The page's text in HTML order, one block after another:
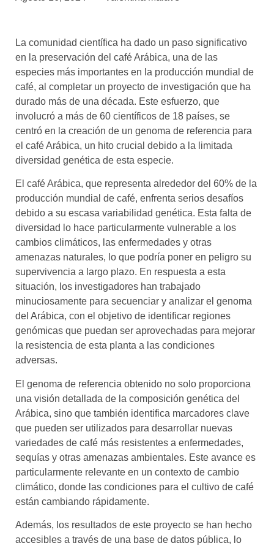
el café siempre tiene
algo nuevo que
enseñarnos
BOLSA DE TRABAJO
¡te imaginas vivir de tu pasión
por el café?
CONTACTO
¡queremos saber
La comunidad científica ha dado un paso significativo
en la preservación del café Arábica, una de las
especies más importantes en la producción mundial de
café, al completar un proyecto de investigación que ha
durado más de una década. Este esfuerzo, que
involucró a más de 60 científicos de 18 países, se
centró en la creación de un genoma de referencia para
el café Arábica, un hito crucial debido a la limitada
diversidad genética de esta especie.
El café Arábica, que representa alrededor del 60% de la
producción mundial de café, enfrenta serios desafíos
debido a su escasa variabilidad genética. Esta falta de
diversidad lo hace particularmente vulnerable a los
cambios climáticos, las enfermedades y otras
amenazas naturales, lo que podría poner en peligro su
supervivencia a largo plazo. En respuesta a esta
situación, los investigadores han trabajado
minuciosamente para secuenciar y analizar el genoma
del Arábica, con el objetivo de identificar regiones
genómicas que puedan ser aprovechadas para mejorar
la resistencia de esta planta a las condiciones
adversas.
El genoma de referencia obtenido no solo proporciona
una visión detallada de la composición genética del
Arábica, sino que también identifica marcadores clave
que pueden ser utilizados para desarrollar nuevas
variedades de café más resistentes a enfermedades,
sequías y otras amenazas ambientales. Este avance es
particularmente relevante en un contexto de cambio
climático, donde las condiciones para el cultivo de café
están cambiando rápidamente.
Además, los resultados de este proyecto se han hecho
accesibles a través de una base de datos pública, lo